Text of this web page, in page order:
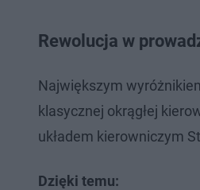
Rewolucja w
Największym
klasycznej okrągłej
układem kierowniczym
Dzięki temu: